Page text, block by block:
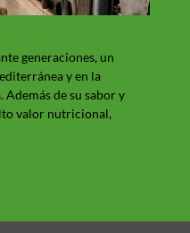
generaciones, un
y en la
de su sabor y
valor nutricional,